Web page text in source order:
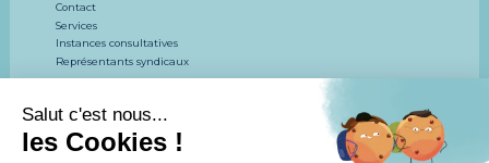
Contact
Services
Instances consultatives
Représentants syndicaux
CONCOURS ET EXAMENS